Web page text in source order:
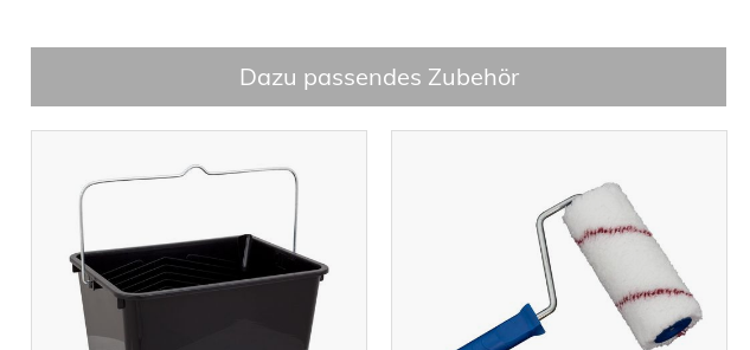
Dazu passendes Zubehör